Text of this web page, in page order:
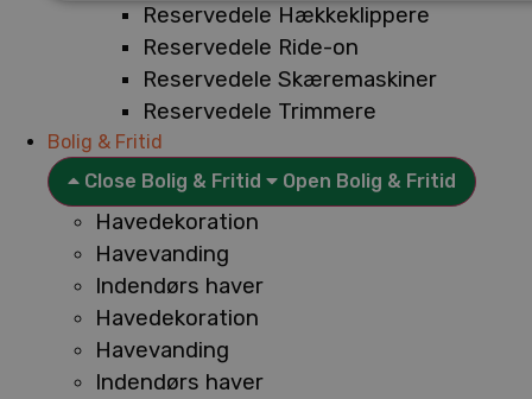
Reservedele Hækkeklippere
Reservedele Ride-on
Reservedele Skæremaskiner
Reservedele Trimmere
Bolig & Fritid
Close Bolig & Fritid
Open Bolig & Fritid
Havedekoration
Havevanding
Indendørs haver
Havedekoration
Havevanding
Indendørs haver